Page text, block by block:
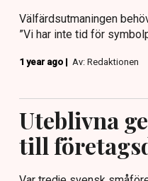
Välfärdsutmaningen
”Vi har inte tid för
1 year ago | Av: Redaktionen
Uteblivna
till